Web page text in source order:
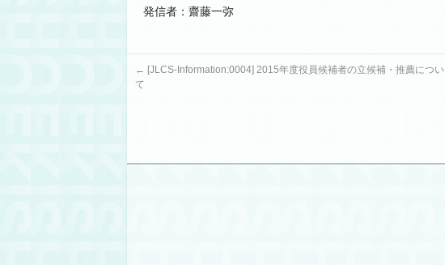
発信者：齋藤一弥
← [JLCS-Information:00​04] 2015年度役員候補者の立候補・推薦につ​い
て